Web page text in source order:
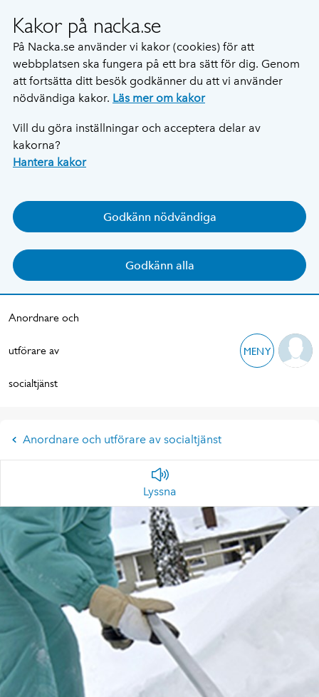
Kakor på nacka.se
På Nacka.se använder vi kakor (cookies) för att
webbplatsen ska fungera på ett bra sätt för dig. Genom
att fortsätta ditt besök godkänner du att vi använder
nödvändiga kakor. Läs mer om kakor
Vill du göra inställningar och acceptera delar av
kakorna?
Hantera kakor
Godkänn nödvändiga
Godkänn alla
Anordnare och
utförare av
socialtjänst
MENY
Anordnare och utförare av socialtjänst
Lyssna